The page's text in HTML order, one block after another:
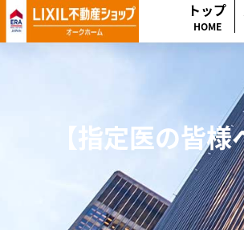
トップ
HOME
【指定医の皆